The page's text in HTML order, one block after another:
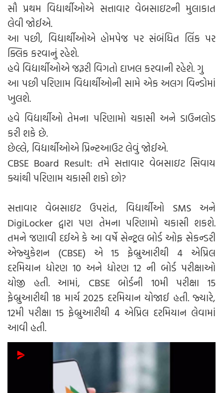
સૌ પ્રથમ વિદ્યાર્થીઓએ સત્તાવાર વેબસાઇટની મુલાકાત
લેવી જોઈએ.
આ પછી, વિદ્યાર્થીઓએ હોમપેજ પર સંબંધિત લિંક પર
ક્લિક કરવાનું રહેશે.
હવે વિદ્યાર્થીઓએ જરૂરી વિગતો દાખલ કરવાની રહેશે. ગુ
આ પછી પરિણામ વિદ્યાર્થીઓની સામે એક અલગ વિન્ડોમાં
ખુલશે.
હવે વિદ્યાર્થીઓ તેમના પરિણામો ચકાસી અને ડાઉનલોડ
કરી શકે છે.
છેલ્લે, વિદ્યાર્થીઓએ પ્રિન્ટઆઉટ લેવું જોઈએ.
CBSE Board Result: તમે સત્તાવાર વેબસાઇટ સિવાય
ક્યાંથી પરિણામ ચકાસી શકો છો?
સત્તાવાર વેબસાઇટ ઉપરાંત, વિદ્યાર્થીઓ SMS અને
DigiLocker દ્વારા પણ તેમના પરિણામો ચકાસી શકશે.
તમને જણાવી દઈએ કે આ વર્ષે સેન્ટ્રલ બોર્ડ ઓફ સેકન્ડરી
એજ્યુકેશન (CBSE) એ 15 ફેબ્રુઆરીથી 4 એપ્રિલ
દરમિયાન ધોરણ 10 અને ધોરણ 12 ની બોર્ડ પરીક્ષાઓ
યોજી હતી. આમાં, CBSE બોર્ડની 10મી પરીક્ષા 15
ફેબ્રુઆરીથી 18 માર્ચ 2025 દરમિયાન યોજાઈ હતી. જ્યારે,
12મી પરીક્ષા 15 ફેબ્રુઆરીથી 4 એપ્રિલ દરમિયાન લેવામાં
આવી હતી.